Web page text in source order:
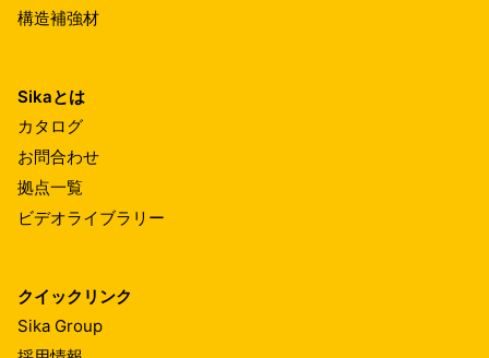
構造補強材
Sikaとは
カタログ
お問合わせ
拠点一覧
ビデオライブラリー
クイックリンク
Sika Group